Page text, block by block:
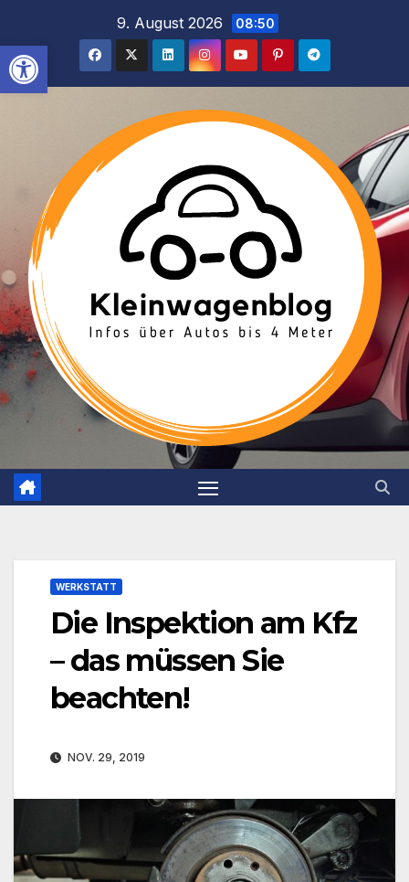
Werkzeugleiste öffnen
springen
9. August 2026 08:50
WERKSTATT
Die Inspektion am Kfz
– das müssen Sie
beachten!
NOV. 29, 2019